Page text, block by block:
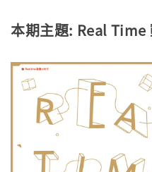
本期主題: Real Time